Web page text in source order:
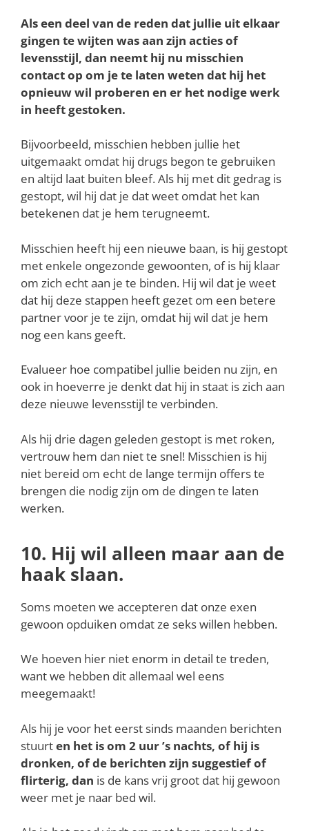
Als een deel van de reden dat jullie uit elkaar
gingen te wijten was aan zijn acties of
levensstijl, dan neemt hij nu misschien
contact op om je te laten weten dat hij het
opnieuw wil proberen en er het nodige werk
in heeft gestoken.
Bijvoorbeeld, misschien hebben jullie het
uitgemaakt omdat hij drugs begon te gebruiken
en altijd laat buiten bleef. Als hij met dit gedrag is
gestopt, wil hij dat je dat weet omdat het kan
betekenen dat je hem terugneemt.
Misschien heeft hij een nieuwe baan, is hij gestopt
met enkele ongezonde gewoonten, of is hij klaar
om zich echt aan je te binden. Hij wil dat je weet
dat hij deze stappen heeft gezet om een betere
partner voor je te zijn, omdat hij wil dat je hem
nog een kans geeft.
Evalueer hoe compatibel jullie beiden nu zijn, en
ook in hoeverre je denkt dat hij in staat is zich aan
deze nieuwe levensstijl te verbinden.
Als hij drie dagen geleden gestopt is met roken,
vertrouw hem dan niet te snel! Misschien is hij
niet bereid om echt de lange termijn offers te
brengen die nodig zijn om de dingen te laten
werken.
10. Hij wil alleen maar aan de
haak slaan.
Soms moeten we accepteren dat onze exen
gewoon opduiken omdat ze seks willen hebben.
We hoeven hier niet enorm in detail te treden,
want we hebben dit allemaal wel eens
meegemaakt!
Als hij je voor het eerst sinds maanden berichten
stuurten het is om 2 uur ’s nachts, of hij is
dronken, of de berichten zijn suggestief of
flirterig, dan is de kans vrij groot dat hij gewoon
weer met je naar bed wil.